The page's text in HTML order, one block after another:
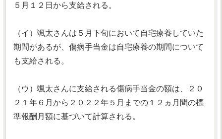
５月１２日から支給される。
（イ）颯太さんは５月下旬において自宅療養していた
期間があるが、傷病手当金は自宅療養の期間について
も支給される。
（ウ）颯太さんに支給される傷病手当金の額は、２０
２１年６月から２０２２年５月までの１２ヵ月間の標
準報酬月額に基づいて計算される。